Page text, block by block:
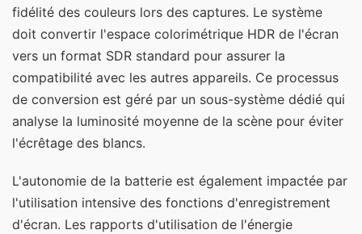
fidélité des couleurs lors des captures. Le système
doit convertir l'espace colorimétrique HDR de l'écran
vers un format SDR standard pour assurer la
compatibilité avec les autres appareils. Ce processus
de conversion est géré par un sous-système dédié qui
analyse la luminosité moyenne de la scène pour éviter
l'écrêtage des blancs.
L'autonomie de la batterie est également impactée par
l'utilisation intensive des fonctions d'enregistrement
d'écran. Les rapports d'utilisation de l'énergie